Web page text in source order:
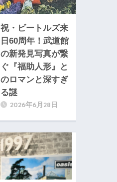
祝・ビートルズ来
日60周年！武道館
の新発見写真が繋
ぐ『福助人形』と
のロマンと深すぎ
る謎
2026年6月28日